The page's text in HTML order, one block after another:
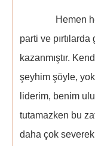
Hemen hemen
parti ve
kazanmıştır.
şeyhim şöyle,
liderim, benim
tutamazken bu
daha çok